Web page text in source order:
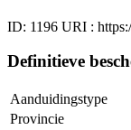
ID: 1196 URI :
Definitieve
Aanduidingstype
Provincie